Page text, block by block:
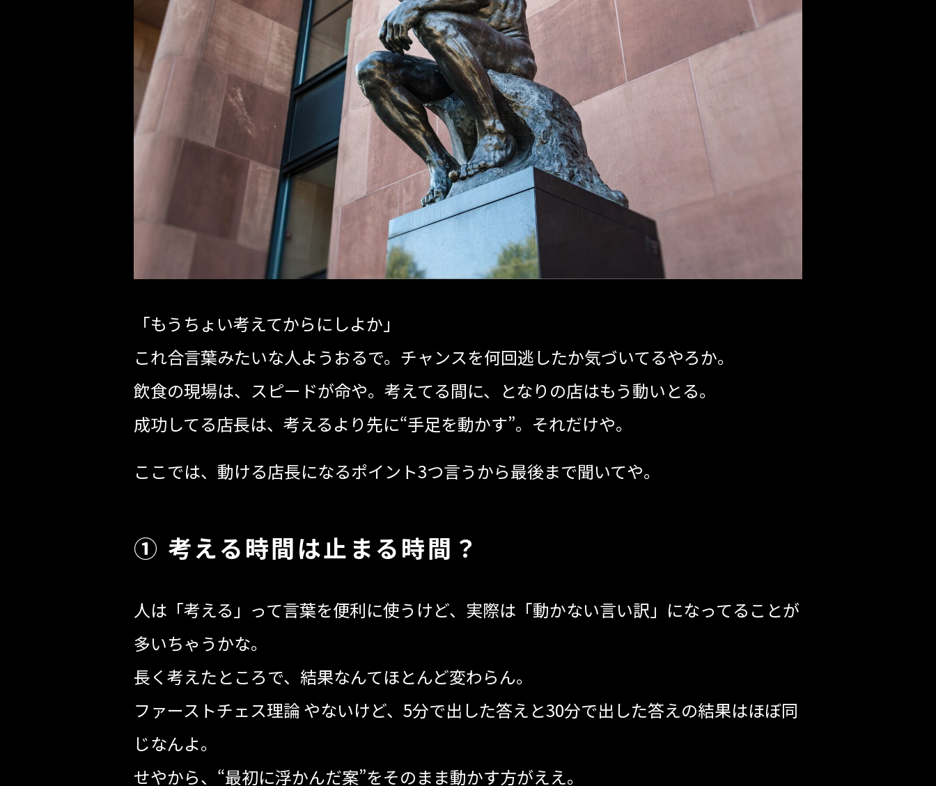
「もうちょい考えてからにしよか」
これ合言葉みたいな人ようおるで。チャンスを何回逃したか気づいてるやろか。
飲食の現場は、スピードが命や。考えてる間に、となりの店はもう動いとる。
成功してる店長は、考えるより先に“手足を動かす”。それだけや。
ここでは、動ける店長になるポイント3つ言うから最後まで聞いてや。
① 考える時間は止まる時間？
人は「考える」って言葉を便利に使うけど、実際は「動かない言い訳」になってることが
多いちゃうかな。
長く考えたところで、結果なんてほとんど変わらん。
ファーストチェス理論 やないけど、5分で出した答えと30分で出した答えの結果はほぼ同
じなんよ。
せやから、“最初に浮かんだ案”をそのまま動かす方がええ。